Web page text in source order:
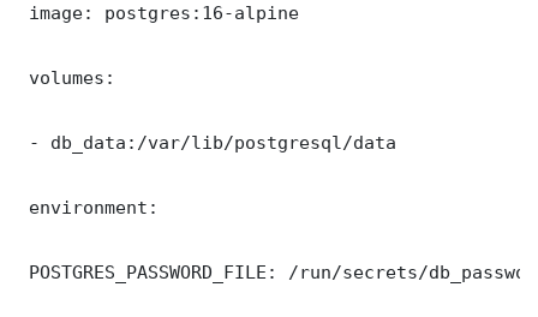
image: postgres:16-alpine
volumes:
- db_data:/var/lib/postgresql/data
environment:
POSTGRES_PASSWORD_FILE: /run/secrets/